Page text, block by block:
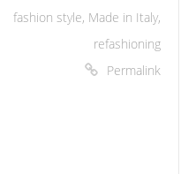
fashion style, Made in Italy,
refashioning
Permalink